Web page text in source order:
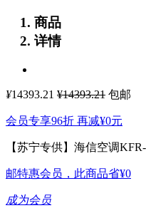
商品
详情
¥14393.21 ¥14393.21 包邮
会员专享96折 再减¥0元
【苏宁专供】海信空调
邮特惠会员，此商品省¥0
成为会员